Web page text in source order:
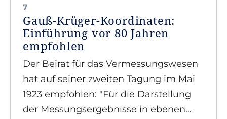
7
Gauß-Krüger-Koordinaten:
Einführung vor 80 Jahren
empfohlen
Der Beirat für das Vermessungswesen
hat auf seiner zweiten Tagung im Mai
1923 empfohlen: "Für die Darstellung
der Messungsergebnisse in ebenen…